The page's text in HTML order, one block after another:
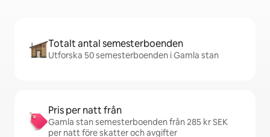
Totalt antal semesterboenden
Utforska 50 semesterboenden i Gamla stan
Pris per natt från
Gamla stan semesterboenden från 285 kr SEK
per natt före skatter och avgifter